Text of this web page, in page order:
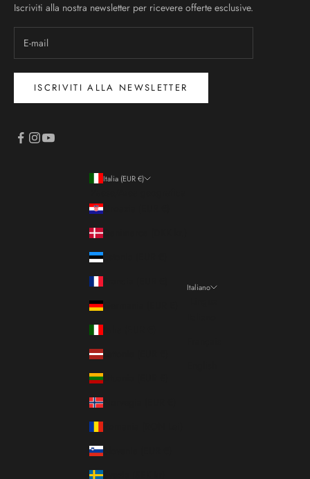
Iscriviti alla nostra newsletter per ricevere offerte esclusive.
ISCRIVITI ALLA NEWSLETTER
Italia (EUR €)
Croazia (EUR €)
Danimarca (DKK kr.)
Estonia (EUR €)
Francia (EUR €)
Germania (EUR €)
Italia (EUR €)
Lettonia (EUR €)
Lituania (EUR €)
Norvegia (EUR €)
Romania (RON Lei)
Slovenia (EUR €)
Svezia (SEK kr)
Italiano